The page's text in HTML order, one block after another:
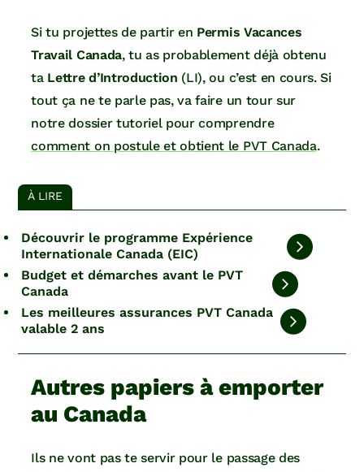
Si tu projettes de partir en Permis Vacances
Travail Canada, tu as probablement déjà obtenu
ta Lettre d’Introduction (LI), ou c’est en cours. Si
tout ça ne te parle pas, va faire un tour sur
notre dossier tutoriel pour comprendre
comment on postule et obtient le PVT Canada.
À LIRE
Découvrir le programme Expérience
Internationale Canada (EIC)
Budget et démarches avant le PVT
Canada
Les meilleures assurances PVT Canada
valable 2 ans
Autres papiers à emporter
au Canada
Ils ne vont pas te servir pour le passage des